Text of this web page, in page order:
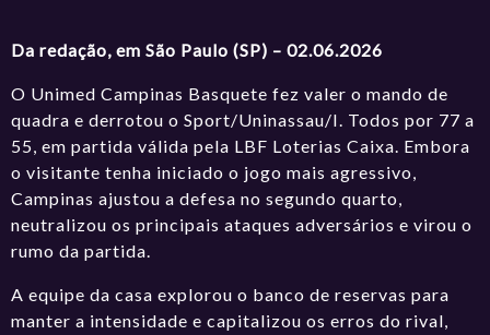
Da redação, em São Paulo (SP) – 02.06.2026
O Unimed Campinas Basquete fez valer o mando de
quadra e derrotou o Sport/Uninassau/I. Todos por 77 a
55, em partida válida pela LBF Loterias Caixa. Embora
o visitante tenha iniciado o jogo mais agressivo,
Campinas ajustou a defesa no segundo quarto,
neutralizou os principais ataques adversários e virou o
rumo da partida.
A equipe da casa explorou o banco de reservas para
manter a intensidade e capitalizou os erros do rival,